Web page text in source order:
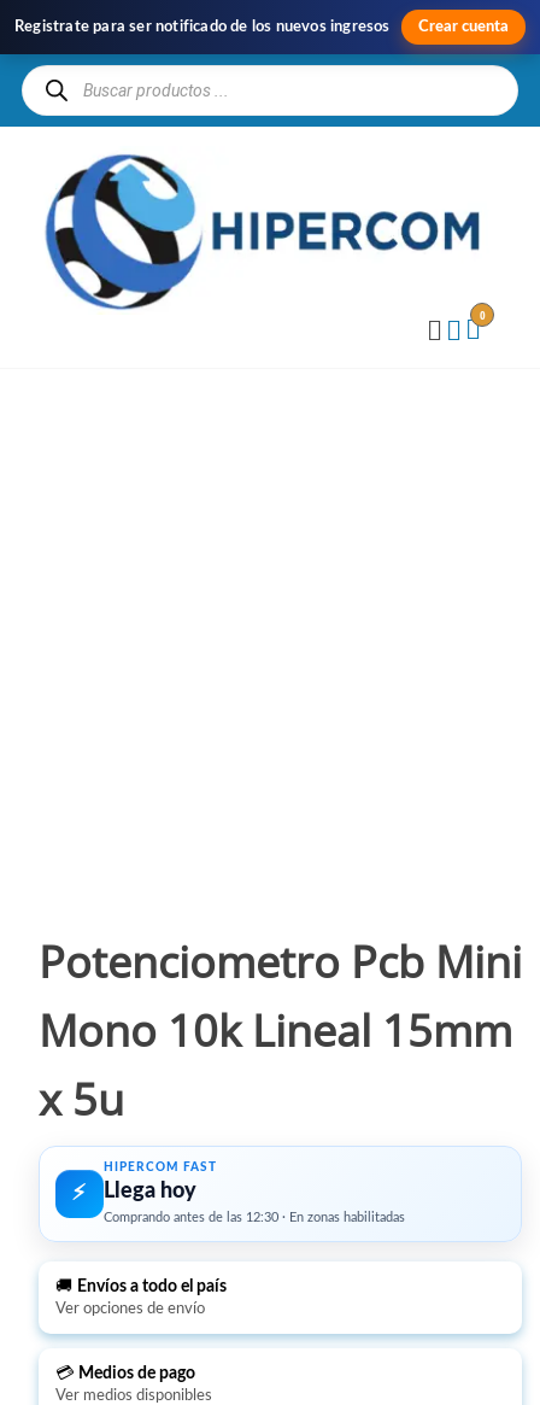
Registrate para ser notificado de los nuevos ingresos Crear cuenta
0
Potenciometro Pcb Mini
Mono 10k Lineal 15mm
x 5u
⚡︎
HIPERCOM FAST
Llega hoy
Comprando antes de las 12:30 · En zonas habilitadas
🚚 Envíos a todo el país
Ver opciones de envío
💳 Medios de pago
Ver medios disponibles